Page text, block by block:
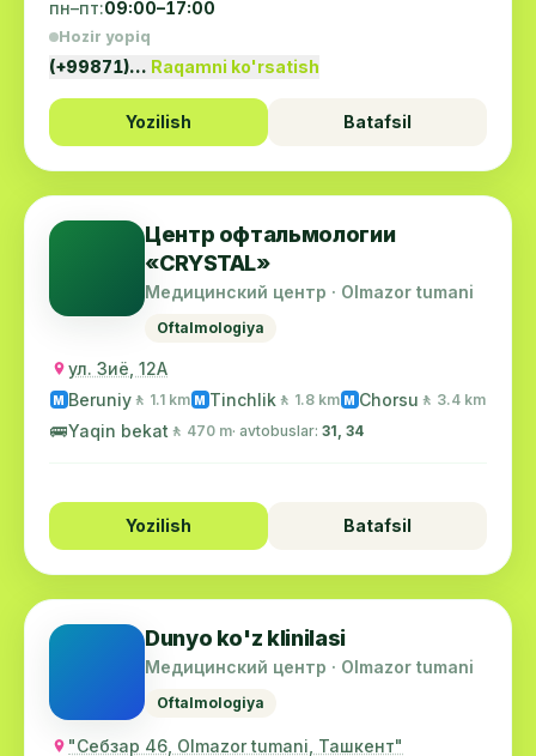
пн–пт:09:00–17:00
Hozir yopiq
(+99871)… Raqamni ko'rsatish
Yozilish Batafsil
Центр офтальмологии
«CRYSTAL»
Медицинский центр · Olmazor tumani
Oftalmologiya
ул. Зиё, 12А
M Beruniy 🚶 1.1 km M Tinchlik 🚶 1.8 km M Chorsu 🚶 3.4 km
🚌Yaqin bekat 🚶 470 m· avtobuslar: 31, 34
Yozilish Batafsil
Dunyo ko'z klinilasi
Медицинский центр · Olmazor tumani
Oftalmologiya
"Себзар 46, Olmazor tumani, Ташкент"